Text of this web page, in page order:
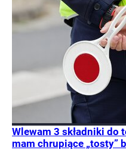
Wlewam 3 składniki do
mam chrupiące „tosty”